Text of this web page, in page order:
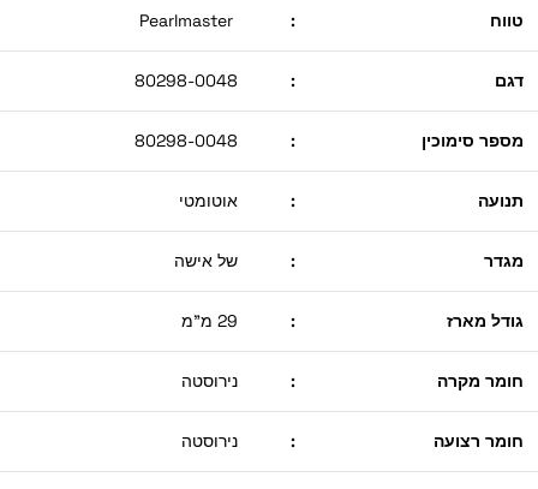
טווח :
דגם :
80298-0048
מספר סימוכין :
80298-0048
תנועה : אוטומטי
מגדר : של אישה
גודל מארז : 29 מ"מ
חומר מקרה : נירוסטה
חומר רצועה : נירוסטה